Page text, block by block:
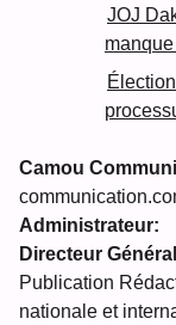
JOJ
Camou
Administrateur:
Directeur Général
Publication
nationale et